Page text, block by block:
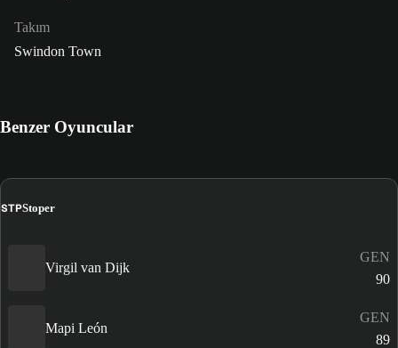
Takım
Swindon Town
Benzer Oyuncular
STPStoper
Virgil van Dijk
GEN
90
Mapi León
GEN
89